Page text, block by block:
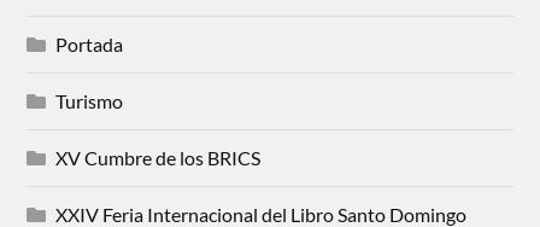
Portada
Turismo
XV Cumbre de los BRICS
XXIV Feria Internacional del Libro Santo Domingo